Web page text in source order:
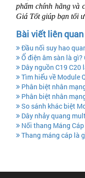
phẩm chính hãng và
Giá Tốt giúp bạn tối
Bài viết liên quan
Đầu nối suy hao
Ổ điện âm sàn là gì?
Dây nguồn C19 C20
Tìm hiểu về Module
Phân biệt nhân
Phân biệt nhân
So sánh khác biệt
Dây nhảy quang
Nối thang Máng Cáp
Thang máng cáp là